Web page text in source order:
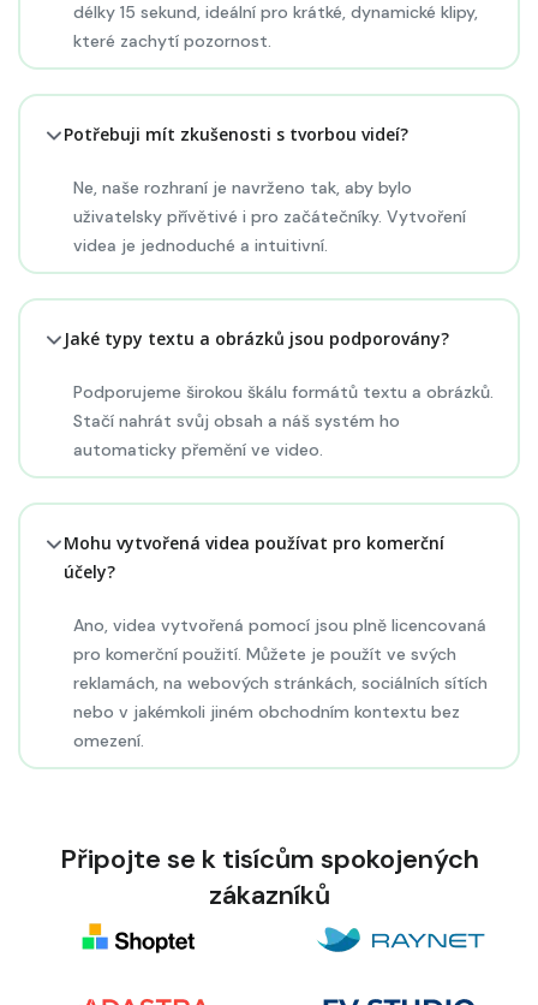
délky 15 sekund, ideální pro krátké, dynamické klipy,
které zachytí pozornost.
Potřebuji mít zkušenosti s tvorbou videí?
Ne, naše rozhraní je navrženo tak, aby bylo
uživatelsky přívětivé i pro začátečníky. Vytvoření
videa je jednoduché a intuitivní.
Jaké typy textu a obrázků jsou podporovány?
Podporujeme širokou škálu formátů textu a obrázků.
Stačí nahrát svůj obsah a náš systém ho
automaticky přemění ve video.
Mohu vytvořená videa používat pro komerční
účely?
Ano, videa vytvořená pomocí jsou plně licencovaná
pro komerční použití. Můžete je použít ve svých
reklamách, na webových stránkách, sociálních sítích
nebo v jakémkoli jiném obchodním kontextu bez
omezení.
Připojte se k tisícům spokojených
zákazníků